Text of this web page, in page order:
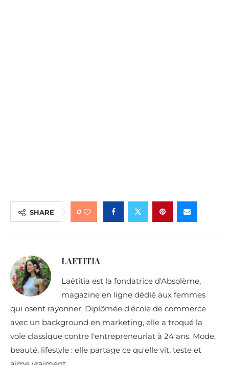
SHARE 0
LAETITIA
Laëtitia est la fondatrice d'Absolème,
magazine en ligne dédié aux femmes
qui osent rayonner. Diplômée d'école de commerce
avec un background en marketing, elle a troqué la
voie classique contre l'entrepreneuriat à 24 ans. Mode,
beauté, lifestyle : elle partage ce qu'elle vit, teste et